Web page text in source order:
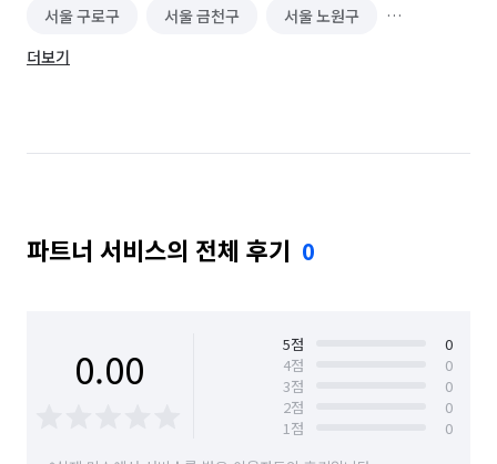
서울 구로구 서울 금천구 서울 노원구
서울 도봉구
서울 성동구 서울 성북구 서울 송파구
서울 은평구 서울 종로구 서울 중구
더보기
파트너 서비스의 전체 후기 0
0.00 5점
0
4점
0
3점
0
2점
0
1점
0